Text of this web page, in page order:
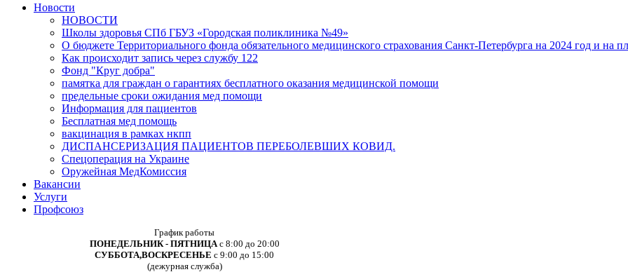
Новости
НОВОСТИ
Школы здоровья СПб ГБУЗ «Городская поликлиника №49»
О бюджете Территориального фонда обязательного медицинского страхования Санкт-Петербурга на 2024 год и на
Как происходит запись через службу 122
Фонд "Круг добра"
памятка для граждан о гарантиях бесплатного оказания медицинской помощи
предельные сроки ожидания мед помощи
Информация для пациентов
Бесплатная мед помощь
вакцинация в рамках нкпп
ДИСПАНСЕРИЗАЦИЯ ПАЦИЕНТОВ ПЕРЕБОЛЕВШИХ КОВИД.
Спецоперация на Украине
Оружейная МедКомиссия
Вакансии
Услуги
Профсоюз
График работы
ПОНЕДЕЛЬНИК - ПЯТНИЦА с 8:00 до 20:00
СУББОТА,ВОСКРЕСЕНЬЕ с 9:00 до 15:00
(дежурная служба)